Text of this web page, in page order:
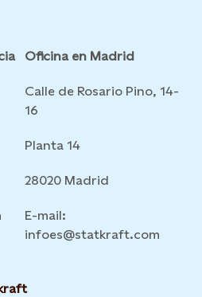
Oficina en Madrid
Calle de Rosario Pino, 14-
16
Planta 14
28020 Madrid
E-mail:
infoes@statkraft.com